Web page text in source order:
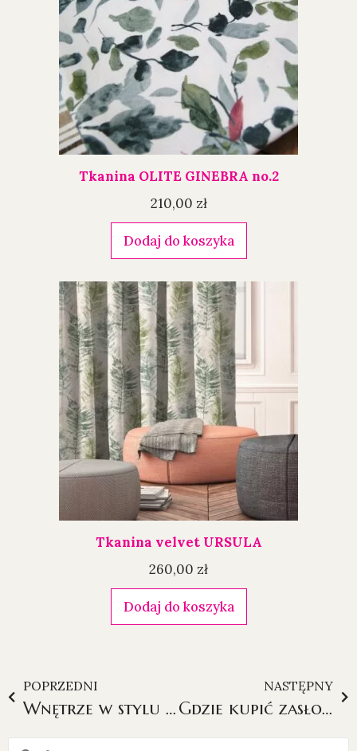
Tkanina OLITE GINEBRA no.2
210,00 zł
Dodaj do koszyka
Tkanina velvet URSULA
260,00 zł
Dodaj do koszyka
POPRZEDNI
Wnętrze w stylu industrialnym – czy aranżacje okienne mają tutaj rację bytu?
NASTĘPNY
Gdzie kupić zasłony zaciemniające?